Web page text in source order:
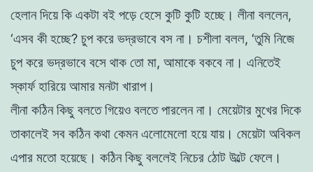
হেলানদিয়েকি একটা বই পড়েহেসে কুটি কুটি হচ্ছে। লীনা বললেন,
‘এসব কীহচ্ছে? চুপকরে ভদ্রভাবে বস না । চশীলা বলল, ‘তুমি নিজে
চুপকরে ভদ্রভাবে বসে থাক তাে মা, আমাকে বকবে না । এনিতেই
স্কার্ফহারিয়েআমার মনটা খারাপ।
লীনা কঠিনকিছু বলতেগিয়েও বলতেপারলেননা । মেয়েটার মুখের দিকে
তাকালেই সব কঠিনকথা কেমনএলােমেলাে হয়েযায়। মেয়েটা অবিকল
এপার মতাে হয়েছে । কঠিনকিছু বললেই নিচের ঠোট উল্টে ফেলে।